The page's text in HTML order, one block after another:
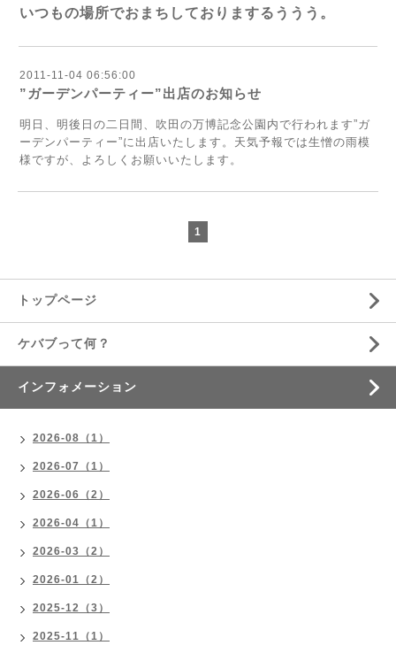
いつもの場所でおまちしておりまするううう。
2011-11-04 06:56:00
”ガーデンパーティー”出店のお知らせ
明日、明後日の二日間、吹田の万博記念公園内で行われます”ガ
ーデンパーティー”に出店いたします。天気予報では生憎の雨模
様ですが、よろしくお願いいたします。
1
トップページ
ケバブって何？
インフォメーション
2026-08（1）
2026-07（1）
2026-06（2）
2026-04（1）
2026-03（2）
2026-01（2）
2025-12（3）
2025-11（1）